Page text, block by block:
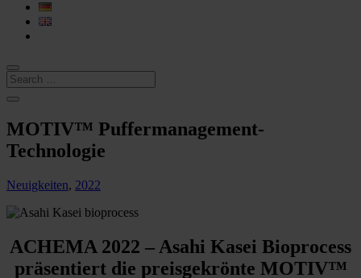
MOTIV™ Puffermanagement-
Technologie
Neuigkeiten, 2022
ACHEMA 2022 – Asahi Kasei Bioprocess
präsentiert die preisgekrönte MOTIV™